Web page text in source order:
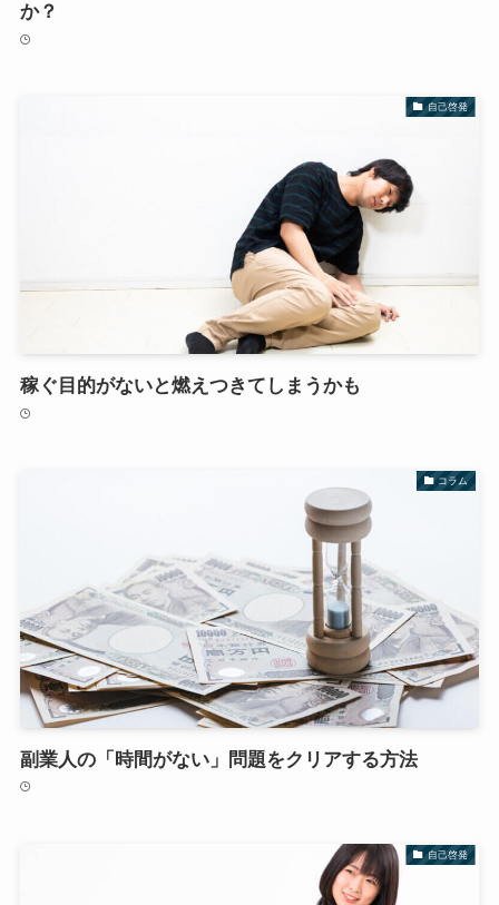
か？
自己啓発
稼ぐ目的がないと燃えつきてしまうかも
コラム
副業人の「時間がない」問題をクリアする方法
自己啓発